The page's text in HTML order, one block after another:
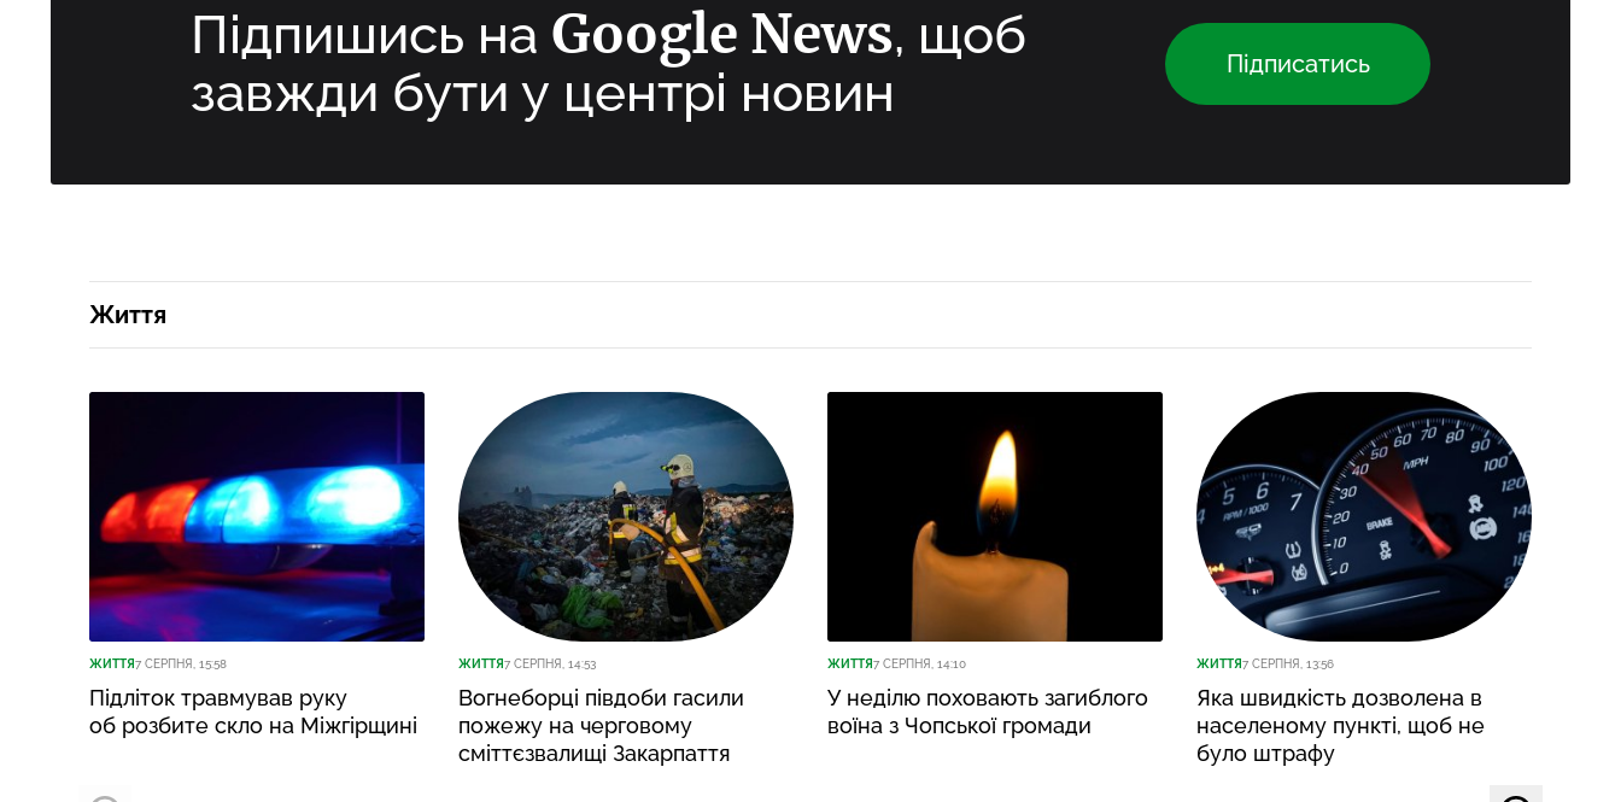
Підпишись на Google News, щоб
завжди бути у центрі новин
Підписатись
Життя
ЖИТТЯ7 СЕРПНЯ, 15:58
Підліток травмував руку
об розбите скло на Міжгірщині
ЖИТТЯ7 СЕРПНЯ, 14:53
Вогнеборці півдоби гасили
пожежу на черговому
сміттєзвалищі Закарпаття
ЖИТТЯ7 СЕРПНЯ, 14:10
У неділю поховають загиблого
воїна з Чопської громади
ЖИТТЯ7 СЕРПНЯ, 13:56
Яка швидкість дозволена в
населеному пункті, щоб не
було штрафу